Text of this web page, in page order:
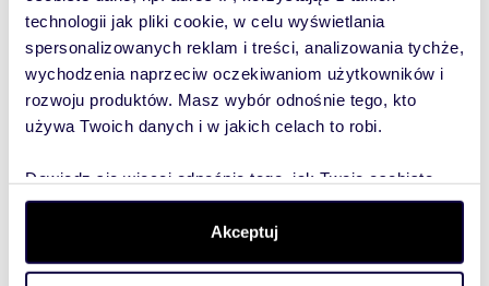
technologii jak pliki cookie, w celu wyświetlania
spersonalizowanych reklam i treści, analizowania tychże,
wychodzenia naprzeciw oczekiwaniom użytkowników i
rozwoju produktów. Masz wybór odnośnie tego, kto
używa Twoich danych i w jakich celach to robi.
Dowiedz się więcej odnośnie tego, jak Twoje osobiste
dane są przetwarzane oraz ustaw własne preferencje w
. W Deklaracji plików cookie możesz
zmienić lub wycofać swoją zgodę w dowolnej chwili.
Akceptuj
To najlepszy
sposób, aby
właściciel
oferty
szybko się z
skontaktował!